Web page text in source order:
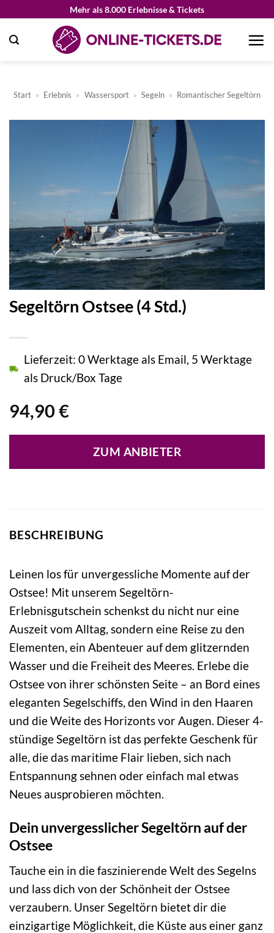
springen
Mehr als 8.000 Erlebnisse & Tickets
Start » Erlebnis » Wassersport » Segeln » Romantischer Segeltörn
Segeltörn Ostsee (4 Std.)
94,90 €
Lieferzeit: 0 Werktage als Email, 5 Werktage
als Druck/Box Tage
ZUM ANBIETER
BESCHREIBUNG
Leinen los für unvergessliche Momente auf der
Ostsee! Mit unserem Segeltörn-
Erlebnisgutschein schenkst du nicht nur eine
Auszeit vom Alltag, sondern eine Reise zu den
Elementen, ein Abenteuer auf dem glitzernden
Wasser und die Freiheit des Meeres. Erlebe die
Ostsee von ihrer schönsten Seite – an Bord eines
eleganten Segelschiffs, den Wind in den Haaren
und die Weite des Horizonts vor Augen. Dieser 4-
stündige Segeltörn ist das perfekte Geschenk für
alle, die das maritime Flair lieben, sich nach
Entspannung sehnen oder einfach mal etwas
Neues ausprobieren möchten.
Dein unvergesslicher Segeltörn auf der
Ostsee
Tauche ein in die faszinierende Welt des Segelns
und lass dich von der Schönheit der Ostsee
verzaubern. Unser Segeltörn bietet dir die
einzigartige Möglichkeit, die Küste aus einer ganz